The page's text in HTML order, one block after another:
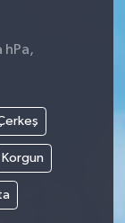
hPa,
Korgun